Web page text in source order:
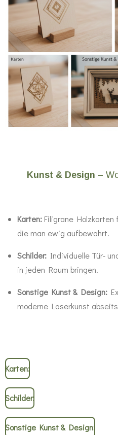
Kunst & Design –
Karten: Filigrane
die man ewig aufbewahrt.
Schilder: Individuelle Tür-
in jeden Raum bringen.
Sonstige Kunst & Design:
moderne Laserkunst
Karten:
Schilder:
Sonstige Kunst & Design: